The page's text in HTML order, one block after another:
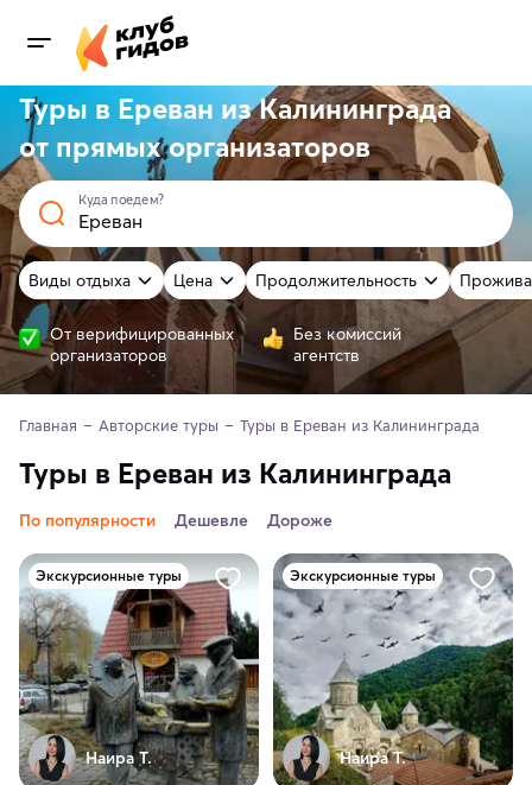
Туры в Ереван из Калининграда
от прямыхорганизаторов
Куда поедем?
Виды отдыха Цена Продолжительность
От верифицированных
организаторов
Без комиссий
агентств
Главная Авторские туры Туры в Ереван из Калининграда
Туры в Ереван из Калининграда
По популярности Дешевле Дороже
Экскурсионные туры
Наира Т.
Экскурсионные туры
Наира Т.